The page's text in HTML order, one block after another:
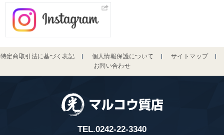
特定商取引法に基づく表記 個人情報保護について
サイトマップ
お問い合わせ
TEL.0242-22-3340